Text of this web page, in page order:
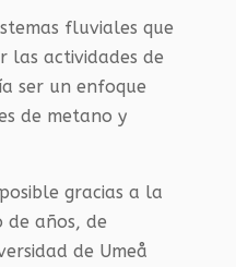
fluviales que
las actividades de
ser un enfoque
de metano y
gracias a la
años, de
de Umeå